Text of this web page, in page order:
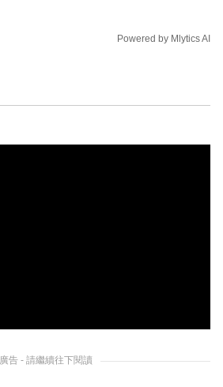
Powered by Mlytics AI
廣告 - 請繼續往下閱讀